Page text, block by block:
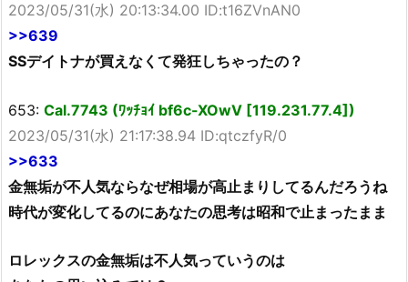
2023/05/31(水) 20:13:34.00 ID:t16ZVnAN0
>>639
SSデイトナが買えなくて発狂しちゃったの？
653: Cal.7743 (ﾜｯﾁｮｲ bf6c-XOwV [119.231.77.4])
2023/05/31(水) 21:17:38.94 ID:qtczfyR/0
>>633
金無垢が不人気ならなぜ相場が高止まりしてるんだろうね
時代が変化してるのにあなたの思考は昭和で止まったまま
ロレックスの金無垢は不人気っていうのは